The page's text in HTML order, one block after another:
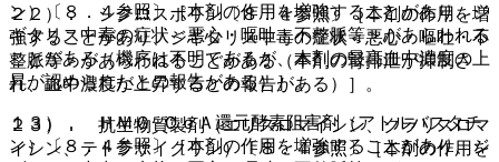
２２）． シクロスポリン〔８．４参照〕［本剤の作用を増
強することがあり、ジギタリス中毒の症状＜悪心・嘔吐・不
整脈等＞があらわれることがある（本剤の腎排泄が抑制さ
れ、血中濃度が上昇するとの報告がある）］。
２３）． 抗生物質製剤（エリスロマイシン、クラリスロマ
イシン、テトラサイクリン）〔８．４参照〕［本剤の作用を
ン）〔８．４参照〕［本剤の作用を増強することがあり、ジ
ギタリス中毒の症状＜悪心・嘔吐・不整脈等＞があらわれる
ことがある（機序は不明であるが、本剤の最高血中濃度の上
昇が認められたとの報告がある）］。
１３）． ＨＭＧ−ＣｏＡ還元酵素阻害剤（アトルバスタチ
ン）〔８．４参照〕［本剤の作用を増強することがあり、ジ